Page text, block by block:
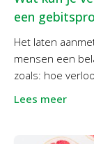
een
Het laten
mensen een
zoals: hoe
Lees meer